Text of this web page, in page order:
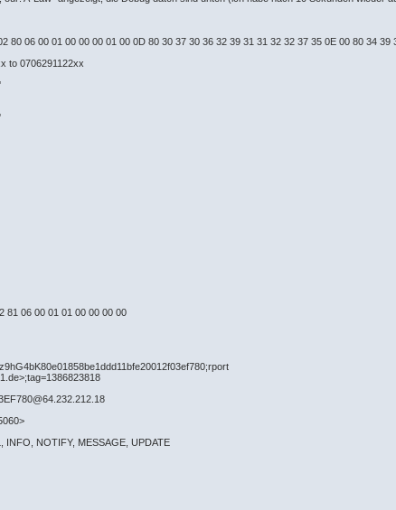
80 06 00 01 00 00 00 01 00 0D 80 30 37 30 36 32 39 31 31 32 32 37 35 0E 00 80 34
to 0706291122xx
81 06 00 01 01 00 00 00 00
INFO, NOTIFY, MESSAGE, UPDATE